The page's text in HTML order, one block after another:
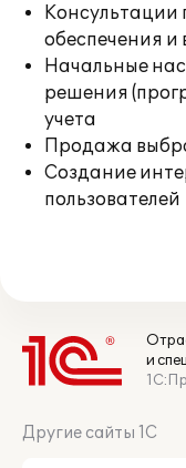
Консультации
обеспечения и
Начальные
решения
учета
Продажа
Создание
пользователей
и
Другие сайты 1С